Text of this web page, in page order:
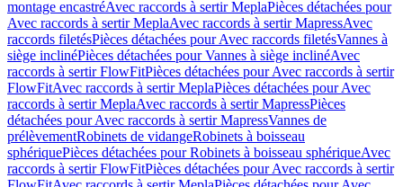
montage encastréAvec raccords à sertir MeplaPièces détachées pour
Avec raccords à sertir MeplaAvec raccords à sertir MapressAvec
raccords filetésPièces détachées pour Avec raccords filetésVannes à
siège inclinéPièces détachées pour Vannes à siège inclinéAvec
raccords à sertir FlowFitPièces détachées pour Avec raccords à sertir
FlowFitAvec raccords à sertir MeplaPièces détachées pour Avec
raccords à sertir MeplaAvec raccords à sertir MapressPièces
détachées pour Avec raccords à sertir MapressVannes de
prélèvementRobinets de vidangeRobinets à boisseau
sphériquePièces détachées pour Robinets à boisseau sphériqueAvec
raccords à sertir FlowFitPièces détachées pour Avec raccords à sertir